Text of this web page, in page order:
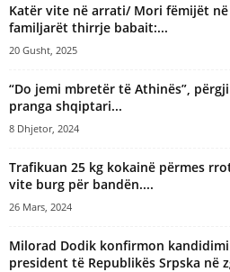
:Katër vite në arrati/ Mori fëmijët
familjarët thirrje babait:...
20 Gusht, 2025
“Do jemi mbretër të Athinës”,
pranga shqiptari...
8 Dhjetor, 2024
Trafikuan 25 kg kokainë përmes
vite burg për bandën....
26 Mars, 2024
Milorad Dodik konfirmon
president të Republikës Srpska në